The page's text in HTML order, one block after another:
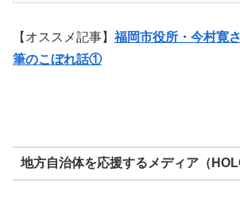
【オススメ記事】 福岡市役所・今村寛
筆のこぼれ話①
地方自治体を応援するメディア（